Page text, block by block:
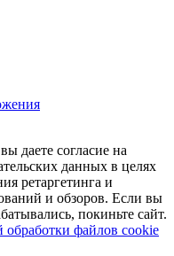
даете согласие на
данных в целях
ретаргетинга и
и обзоров. Если вы
покиньте сайт.
обработки файлов cookie